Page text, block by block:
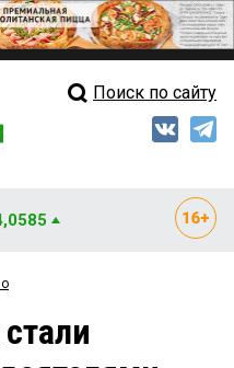
Свежий выпуск
Рейтинги
Поиск по сайту